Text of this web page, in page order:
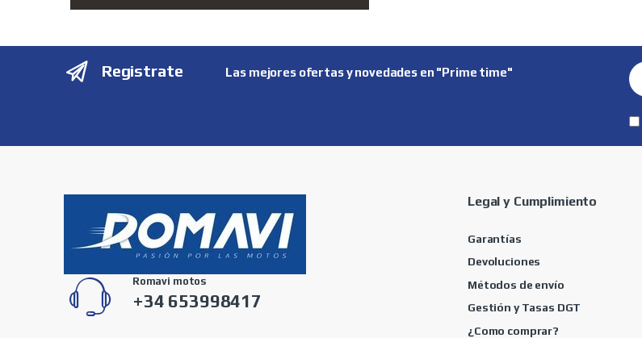
Registrate Las mejores ofertas y novedades en "Prime time"
Romavi motos
+34 653998417
Legal y Cumplimiento
Garantías
Devoluciones
Métodos de envío
Gestión y Tasas DGT
¿Como comprar?